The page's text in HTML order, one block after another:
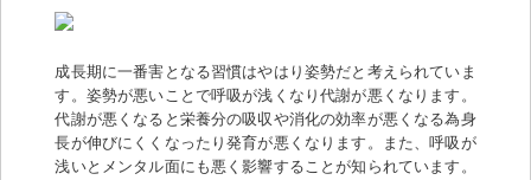
成長期に一番害となる習慣はやはり姿勢だと考えられていま
す。姿勢が悪いことで呼吸が浅くなり代謝が悪くなります。
代謝が悪くなると栄養分の吸収や消化の効率が悪くなる為身
長が伸びにくくなったり発育が悪くなります。また、呼吸が
浅いとメンタル面にも悪く影響することが知られています。